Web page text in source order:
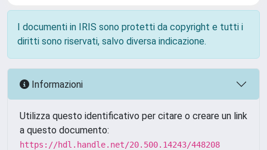
I documenti in IRIS sono protetti da copyright e tutti i
diritti sono riservati, salvo diversa indicazione.
Informazioni
Utilizza questo identificativo per citare o creare un link
a questo documento:
https://hdl.handle.net/20.500.14243/448208